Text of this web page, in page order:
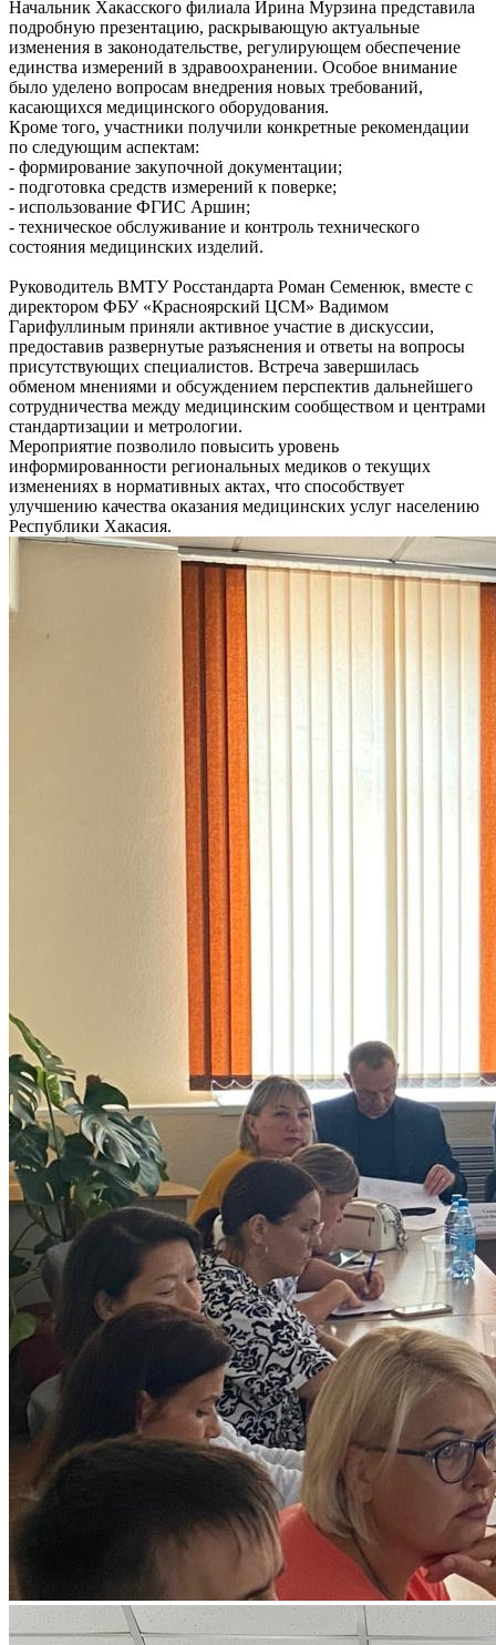
Начальник Хакасского филиала Ирина Мурзина представила
подробную презентацию, раскрывающую актуальные
изменения в законодательстве, регулирующем обеспечение
единства измерений в здравоохранении. Особое внимание
было уделено вопросам внедрения новых требований,
касающихся медицинского оборудования.
Кроме того, участники получили конкретные рекомендации
по следующим аспектам:
- формирование закупочной документации;
- подготовка средств измерений к поверке;
- использование ФГИС Аршин;
- техническое обслуживание и контроль технического
состояния медицинских изделий.
Руководитель ВМТУ Росстандарта Роман Семенюк, вместе с
директором ФБУ «Красноярский ЦСМ» Вадимом
Гарифуллиным приняли активное участие в дискуссии,
предоставив развернутые разъяснения и ответы на вопросы
присутствующих специалистов. Встреча завершилась
обменом мнениями и обсуждением перспектив дальнейшего
сотрудничества между медицинским сообществом и центрами
стандартизации и метрологии.
Мероприятие позволило повысить уровень
информированности региональных медиков о текущих
изменениях в нормативных актах, что способствует
улучшению качества оказания медицинских услуг населению
Республики Хакасия.